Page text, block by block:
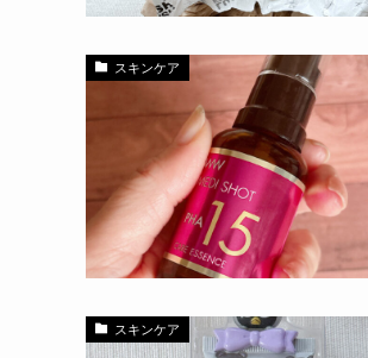
スキンケア
スキンケア